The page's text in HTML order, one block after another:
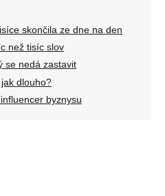
skončila ze dne na den
než tisíc slov
se nedá zastavit
dlouho?
byznysu